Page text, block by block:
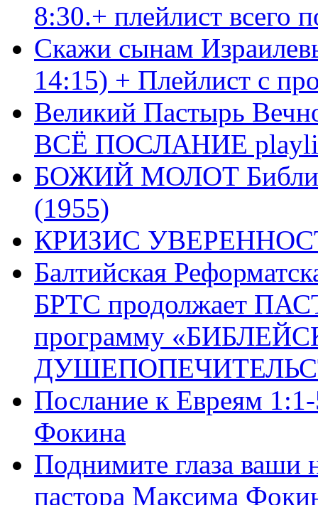
8:30.+ плейлист
Скажи сынам
14:15) + Плейлист с
Великий Пастырь
ВСЁ ПОСЛАНИЕ
БОЖИЙ МОЛОТ Библия
(1955)
КРИЗИС
Балтийская
БРТС продолжает
программу
Послание к Евреям
Фокина
Поднимите глаза ваши
пастора Максима